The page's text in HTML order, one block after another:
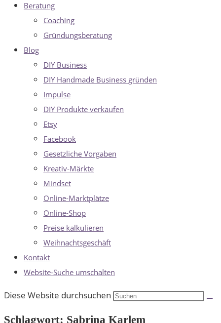
Beratung
Coaching
Gründungsberatung
Blog
DIY Business
DIY Handmade Business gründen
Impulse
DIY Produkte verkaufen
Etsy
Facebook
Gesetzliche Vorgaben
Kreativ-Märkte
Mindset
Online-Marktplätze
Online-Shop
Preise kalkulieren
Weihnachtsgeschäft
Kontakt
Website-Suche umschalten
Diese Website durchsuchen
Schlagwort: Sabrina Karlem